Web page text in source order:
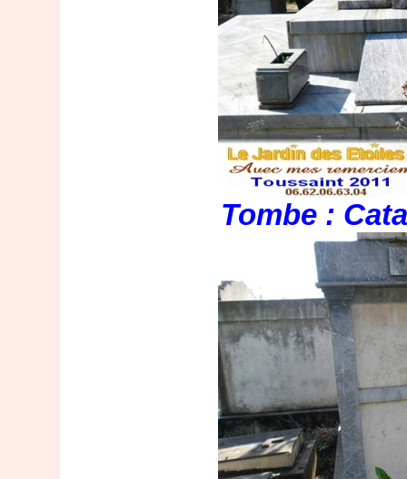
Tombe :